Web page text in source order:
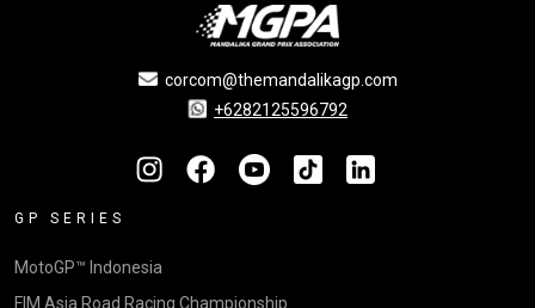
corcom@themandalikagp.com
+6282125596792
GP SERIES
MotoGP™ Indonesia
FIM Asia Road Racing Championship